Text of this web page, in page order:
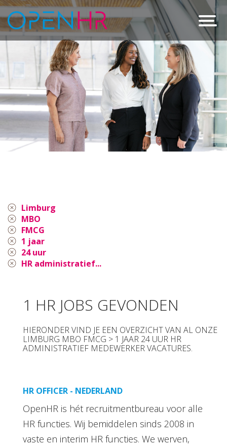
Limburg
MBO
FMCG
1 jaar
24 uur
HR administratief...
1 HR JOBS GEVONDEN
HIERONDER VIND JE EEN OVERZICHT VAN AL ONZE
LIMBURG MBO FMCG > 1 JAAR 24 UUR HR
ADMINISTRATIEF MEDEWERKER VACATURES.
HR OFFICER - NEDERLAND
OpenHR is hét recruitmentbureau voor alle
HR functies. Wij bemiddelen sinds 2008 in
vaste en interim HR functies. We werven,